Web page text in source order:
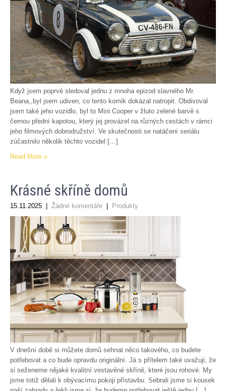
Když jsem poprvé sledoval jednu z mnoha epizod slavného Mr.
Beana,,byl jsem udiven, co tento komik dokázal natropit. Obdivoval
jsem také jeho vozidlo, byl to Mini Cooper v žluto zelené barvě s
černou přední kapotou, který jej provázel na různých cestách v rámci
jeho filmových dobrodružství. Ve skutečnosti se natáčení seriálu
zúčastnilo několik těchto vozidel […]
Read More »
Krásné skříně domů
15.11.2025 Žádné komentáře Produkty
V dnešní době si můžete domů sehnat něco takového, co budete
potřebovat a co bude opravdu originální. Já s přítelem také uvažuji, že
si seženeme nějaké kvalitní vestavěné skříně, které jsou rohové. My
jsme totiž dělali k obývacímu pokoji přístavbu. Sebrali jsme si kousek